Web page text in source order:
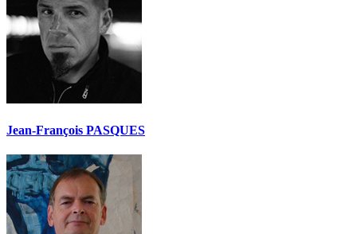
Jean-François PASQUES